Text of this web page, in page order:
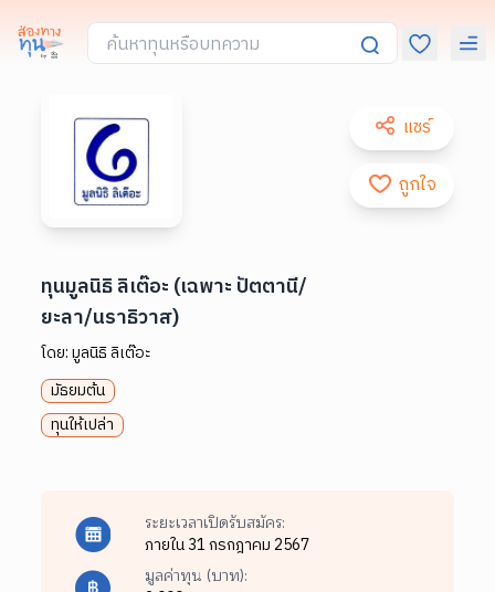
แชร์
ถูกใจ
ทุนมูลนิธิ ลิเต๊อะ (เฉพาะ ปัตตานี/
ยะลา/นราธิวาส)
โดย:มูลนิธิ ลิเต๊อะ
มัธยมต้น
ทุนให้เปล่า
ระยะเวลาเปิดรับสมัคร:
ภายใน 31 กรกฎาคม 2567
มูลค่าทุน (บาท):